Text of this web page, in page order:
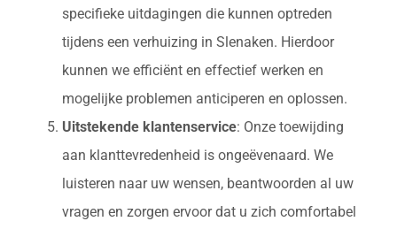
specifieke uitdagingen die kunnen optreden
tijdens een verhuizing in Slenaken. Hierdoor
kunnen we efficiënt en effectief werken en
mogelijke problemen anticiperen en oplossen.
Uitstekende klantenservice: Onze toewijding
aan klanttevredenheid is ongeëvenaard. We
luisteren naar uw wensen, beantwoorden al uw
vragen en zorgen ervoor dat u zich comfortabel